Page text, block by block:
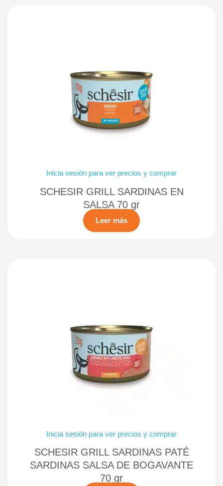
Inicia sesión para ver precios y comprar
SCHESIR GRILL SARDINAS EN
SALSA 70 gr
Leer más
Inicia sesión para ver precios y comprar
SCHESIR GRILL SARDINAS PATÉ
SARDINAS SALSA DE BOGAVANTE
70 gr